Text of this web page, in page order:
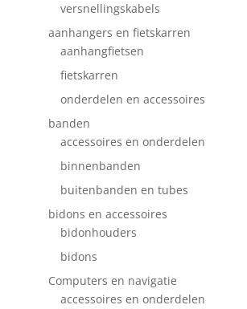
versnellingskabels
aanhangers en fietskarren
aanhangfietsen
fietskarren
onderdelen en accessoires
banden
accessoires en onderdelen
binnenbanden
buitenbanden en tubes
bidons en accessoires
bidonhouders
bidons
Computers en navigatie
accessoires en onderdelen